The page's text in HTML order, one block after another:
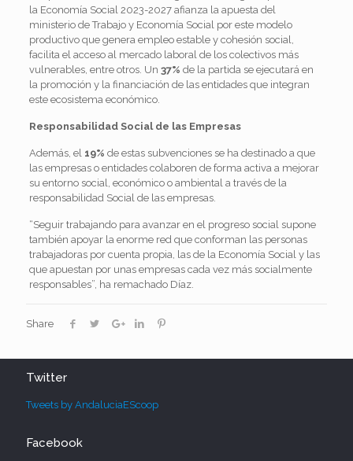
la Economía Social 2023-2027 afianza la apuesta del
ministerio de Trabajo y Economía Social por este modelo
productivo que genera empleo estable y cohesión social,
facilita el acceso al mercado laboral de los colectivos más
vulnerables, entre otros. Un 37% de la partida se ejecutará en
la promoción y la financiación de las entidades que integran
este ecosistema económico.
Responsabilidad Social de las Empresas
Además, el 19% de estas subvenciones se ha destinado a que
las empresas o entidades colaboren de forma activa a mejorar
su entorno social, económico o ambiental a través de la
responsabilidad Social de las empresas.
“Seguir trabajando para avanzar en el progreso social supone
también apoyar la enorme red que conforman las personas
trabajadoras por cuenta propia, las de la Economía Social y las
que apuestan por unas empresas cada vez más socialmente
responsables”, ha remachado Díaz.
Share
Twitter
Tweets by AndaluciaEScoop
Facebook